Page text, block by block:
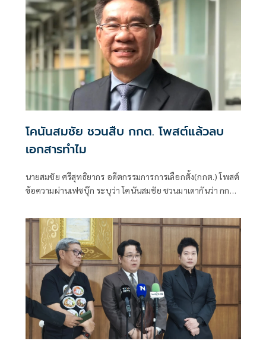
โคนันสมชัย ชวนสืบ กกต. โพสต์แล้วลบ
เอกสารทำไม
นายสมชัย ศรีสุทธิยากร อดีตกรรมการการเลือกตั้ง(กกต.) โพสต์
ข้อความผ่านเฟซบุ๊ก ระบุว่า โคนันสมชัย ชวนมาเดากันว่า กกต.